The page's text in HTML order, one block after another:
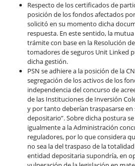
Respecto de los certificados de
posición de los fondos afectados
solicitó en su momento dicha
respuesta. En este sentido, la
trámite con base en la Resolución
tomadores de seguros Unit Linked
dicha gestión.
PSN se adhiere a la posición de la
segregación de los activos de los
independencia del concurso de
de las Instituciones de Inversión
y por tanto deberían traspasarse
depositario”. Sobre dicha postura
igualmente a la Administración
reguladores, por lo que considera
no sea la del traspaso de la
entidad depositaria supondría, en